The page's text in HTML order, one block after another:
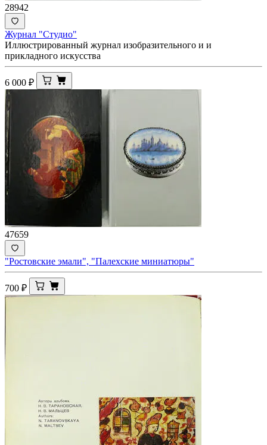
28942
Журнал "Студио"
Иллюстрированный журнал изобразительного и и
прикладного искусства
6 000 ₽
47659
"Ростовские эмали", "Палехские миниатюры"
700 ₽